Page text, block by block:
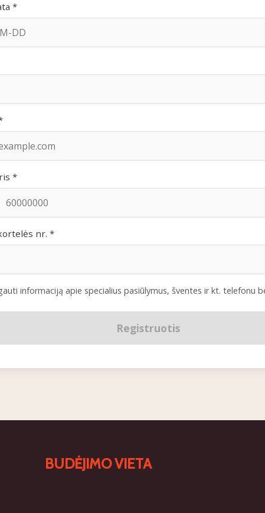
*
*
nr. *
informaciją apie specialius pasiūlymus, šventes ir kt. telefonu
Registruotis
BUDĖJIMO VIETA